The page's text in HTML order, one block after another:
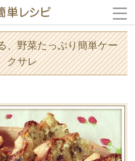
、野菜たっぷり簡単ケー
クサレ